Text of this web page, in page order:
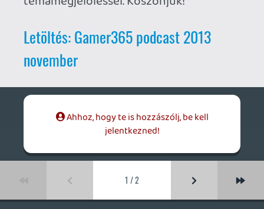
Előtte 1 jégert ittunk körülbelül. Nagy
Necroman Mk2 2013.12.06 14:20:24
Necroman Mk2
marhulás lesz ez a felvétel, szerencsére
podcast. Jó volt, bár ugye a felvételkor túl
friss Xbox megjelenés miatt megértem, ha
végig a Rise-t meg a Knack-et hoztátok fel
jobb értékeléseket kapott Forza 5-t meg